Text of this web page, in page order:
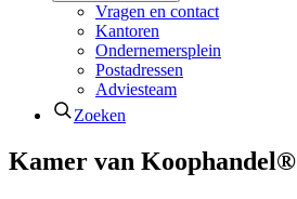
Vragen en contact
Kantoren
Ondernemersplein
Postadressen
Adviesteam
Zoeken
Kamer van Koophandel®